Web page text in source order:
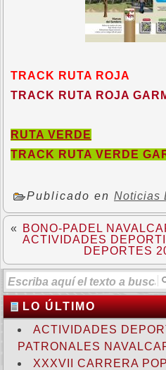
TRACK RUTA ROJA
TRACK RUTA ROJA
RUTA VERDE
TRACK RUTA VERDE
Publicado en Noticias
«
BONO-PADEL
ACTIVIDADES
DEPORTES
LO ÚLTIMO
ACTIVIDADES
PATRONALES
XXXVII CARRERA